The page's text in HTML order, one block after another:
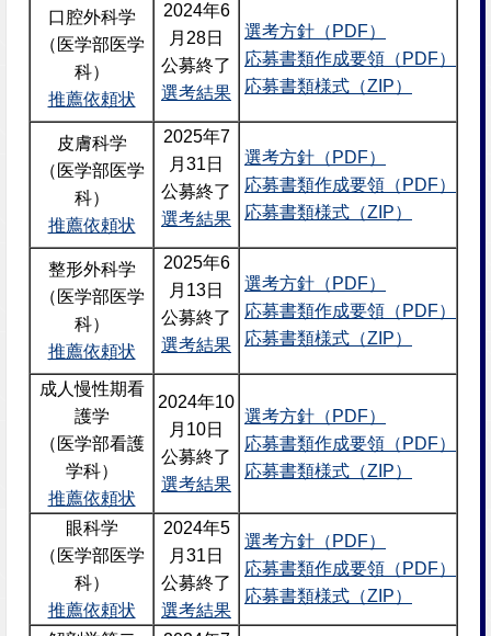
口腔外科学
（医学部医学
科）
推薦依頼状
2024年6
月28日
公募終了
選考結果
選考方針（PDF）
応募書類作成要領（PDF）
応募書類様式（ZIP）
皮膚科学
（医学部医学
科）
推薦依頼状
2025年7
月31日
公募終了
選考結果
選考方針（PDF）
応募書類作成要領（PDF）
応募書類様式（ZIP）
整形外科学
（医学部医学
科）
推薦依頼状
2025年6
月13日
公募終了
選考結果
選考方針（PDF）
応募書類作成要領（PDF）
応募書類様式（ZIP）
成人慢性期看
護学
（医学部看護
学科）
推薦依頼状
2024年10
月10日
公募終了
選考結果
選考方針（PDF）
応募書類作成要領（PDF）
応募書類様式（ZIP）
眼科学
（医学部医学
科）
推薦依頼状
2024年5
月31日
公募終了
選考結果
選考方針（PDF）
応募書類作成要領（PDF）
応募書類様式（ZIP）